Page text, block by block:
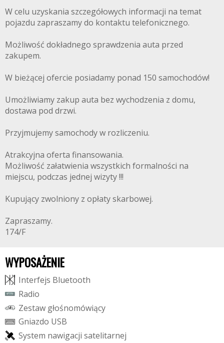
W celu uzyskania szczegółowych informacji na temat
pojazdu zapraszamy do kontaktu telefonicznego.
Możliwość dokładnego sprawdzenia auta przed
zakupem.
W bieżącej ofercie posiadamy ponad 150 samochodów!
Umożliwiamy zakup auta bez wychodzenia z domu,
dostawa pod drzwi.
Przyjmujemy samochody w rozliczeniu.
Atrakcyjna oferta finansowania.
Możliwość załatwienia wszystkich formalności na
miejscu, podczas jednej wizyty !!!
Kupujący zwolniony z opłaty skarbowej.
Zapraszamy.
174/F
WYPOSAŻENIE
Interfejs Bluetooth
Radio
Zestaw głośnomówiący
Gniazdo USB
System nawigacji satelitarnej